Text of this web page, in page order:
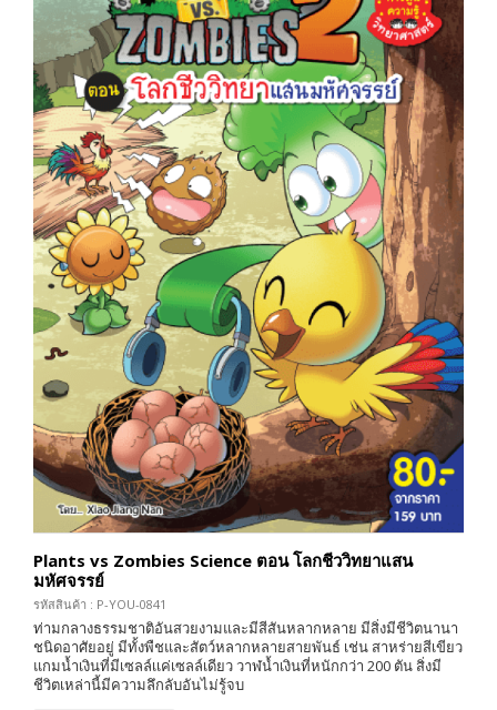
Plants vs Zombies Science ตอน โลกชีววิทยาแสน
มหัศจรรย์
รหัสสินค้า : P-YOU-0841
ท่ามกลางธรรมชาติอันสวยงามและมีสีสันหลากหลาย มีสิ่งมีชีวิตนานา
ชนิดอาศัยอยู่ มีทั้งพืชและสัตว์หลากหลายสายพันธ์ เช่น สาหร่ายสีเขียว
แกมน้ำเงินที่มีเซลล์เเค่เซลล์เดียว วาฬน้ำเงินที่หนักกว่า 200 ตัน สิ่งมี
ชีวิตเหล่านี้มีความลึกลับอันไม่รู้จบ